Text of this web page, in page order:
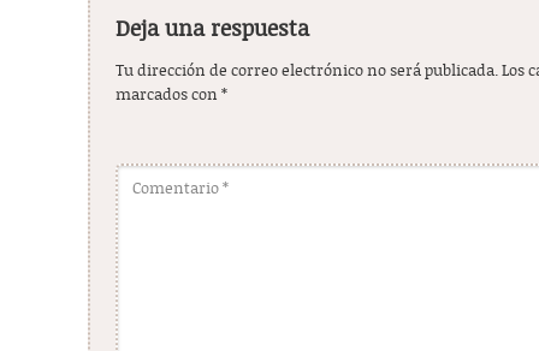
Deja una respuesta
Tu dirección de correo electrónico no será publicada. Los
marcados con*
Comentario*